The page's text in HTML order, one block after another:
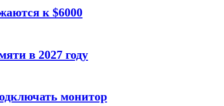
к $6000
в 2027 году
монитор